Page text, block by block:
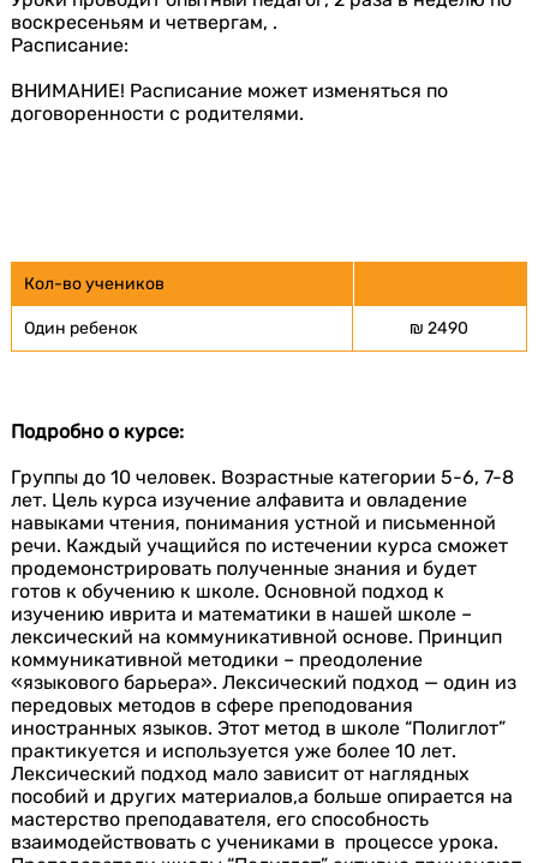
воскресеньям и четвергам, .
Расписание:
ВНИМАНИЕ! Расписание может изменяться по
договоренности с родителями.
Кол-во учеников
Один ребенок ₪ 2490
Подробно о курсе:
Группы до 10 человек. Возрастные категории 5-6, 7-8
лет. Цель курса изучение алфавита и овладение
навыками чтения, понимания устной и письменной
речи. Каждый учащийся по истечении курса сможет
продемонстрировать полученные знания и будет
готов к обучению к школе. Основной подход к
изучению иврита и математики в нашей школе –
лексический на коммуникативной основе. Принцип
коммуникативной методики – преодоление
«языкового барьера». Лексический подход — один из
передовых методов в сфере преподования
иностранных языков. Этот метод в школе “Полиглот”
практикуется и используется уже более 10 лет.
Лексический подход мало зависит от наглядных
пособий и других материалов,а больше опирается на
мастерство преподавателя, его способность
взаимодействовать с учениками в процессе урока.